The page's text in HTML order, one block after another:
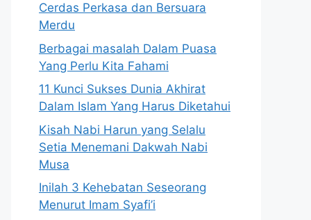
Cerdas Perkasa dan Bersuara
Merdu
Berbagai masalah Dalam Puasa
Yang Perlu Kita Fahami
11 Kunci Sukses Dunia Akhirat
Dalam Islam Yang Harus Diketahui
Kisah Nabi Harun yang Selalu
Setia Menemani Dakwah Nabi
Musa
Inilah 3 Kehebatan Seseorang
Menurut Imam Syafi’i